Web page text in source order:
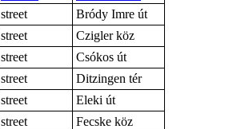
street
Bródy Imre út
street
Czigler köz
street
Csókos út
street
Ditzingen tér
street
Eleki út
street
Fecske köz